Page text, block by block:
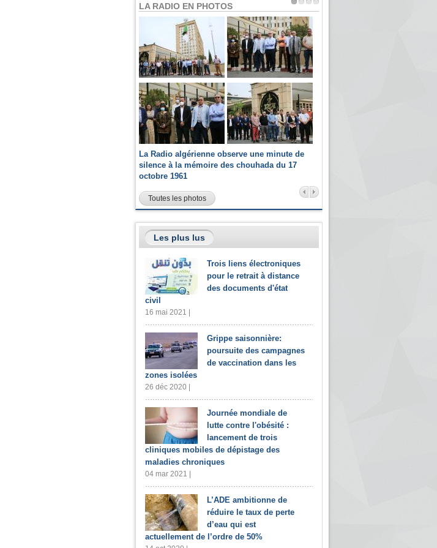
LA RADIO EN PHOTOS
La Radio algérienne observe une minute de
silence à la mémoire des chouhada du 17
octobre 1961
Toutes les photos
Les plus lus
Trois liens électroniques
pour le retrait à distance
des documents d'état
civil
16 mai 2021 |
Grippe saisonnière:
poursuite des campagnes
de vaccination dans les
zones isolées
26 déc 2020 |
Journée mondiale de
lutte contre l'obésité :
lancement de trois
cliniques mobiles de dépistage des
maladies chroniques
04 mar 2021 |
L’ADE ambitionne de
réduire le taux de perte
d’eau qui est
actuellement de l’ordre de 50%